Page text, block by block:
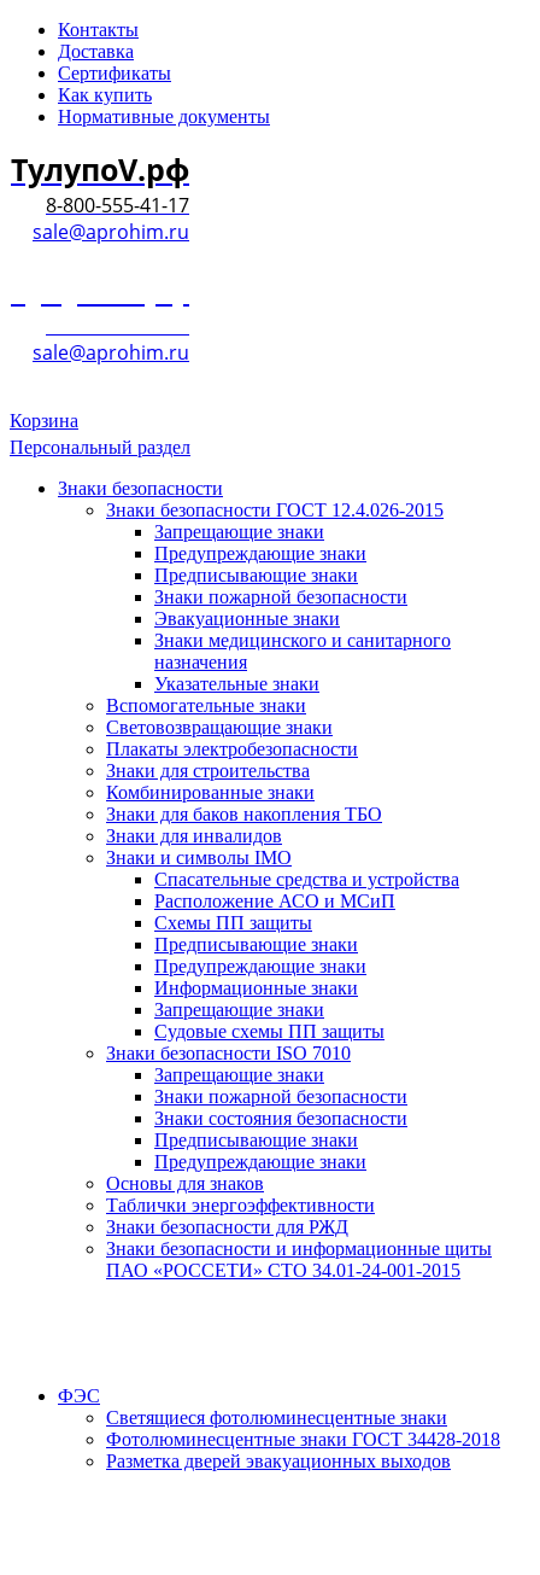
Контакты
Доставка
Сертификаты
Как купить
Нормативные документы
ТулупоV.рф
8-800-555-41-17
sale@aprohim.ru
sale@aprohim.ru
Корзина
Персональный раздел
Знаки безопасности
Знаки безопасности ГОСТ 12.4.026-2015
Запрещающие знаки
Предупреждающие знаки
Предписывающие знаки
Знаки пожарной безопасности
Эвакуационные знаки
Знаки медицинского и санитарного
назначения
Указательные знаки
Вспомогательные знаки
Световозвращающие знаки
Плакаты электробезопасности
Знаки для строительства
Комбинированные знаки
Знаки для баков накопления ТБО
Знаки для инвалидов
Знаки и символы IMO
Спасательные средства и устройства
Расположение АСО и МСиП
Схемы ПП защиты
Предписывающие знаки
Предупреждающие знаки
Информационные знаки
Запрещающие знаки
Судовые схемы ПП защиты
Знаки безопасности ISO 7010
Запрещающие знаки
Знаки пожарной безопасности
Знаки состояния безопасности
Предписывающие знаки
Предупреждающие знаки
Основы для знаков
Таблички энергоэффективности
Знаки безопасности для РЖД
Знаки безопасности и информационные щиты
ПАО «РОССЕТИ» СТО 34.01-24-001-2015
ФЭС
Светящиеся фотолюминесцентные знаки
Фотолюминесцентные знаки ГОСТ 34428-2018
Разметка дверей эвакуационных выходов